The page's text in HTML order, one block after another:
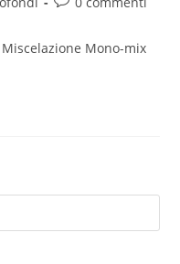
Mono-mix